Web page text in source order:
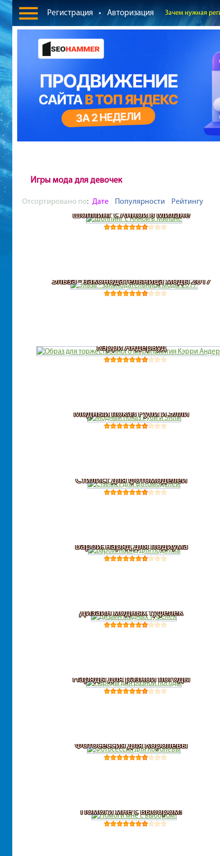
Регистрация • Авторизация Зачем нужная
Игры мода для девочек
Отсортировано по: Дате Популярности Рейтингу
Шоппинг с Анной в Милане
Эльза - законодательница моды 2017
Кэрри Андервуд
Модный показ Руби и Элли
Стилист для фотомоделей
Барби: наряд для подиума
Дизайн модных туфелек
Наряды для разной погоды
Фотосессия для Королевы
Помоги мне с выбором!